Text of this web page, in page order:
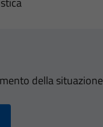
della situazione